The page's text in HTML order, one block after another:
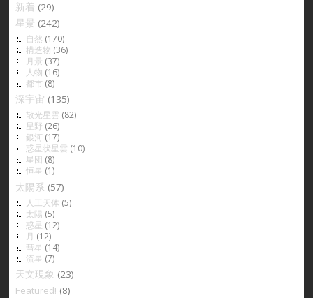
新着 (29)
星景 (242)
自然 (170)
構造物 (36)
月景 (37)
人物 (16)
都市 (8)
深宇宙 (135)
散光星雲 (82)
星野 (26)
銀河 (17)
惑星状星雲 (10)
星団 (8)
恒星 (1)
太陽系 (57)
人工天体 (5)
太陽 (5)
惑星 (12)
月 (12)
彗星 (14)
流星 (7)
天文現象 (23)
Featured! (8)